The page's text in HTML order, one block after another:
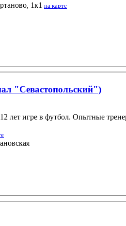
1к1 на карте
"Севастопольский")
лет игре в футбол. Опытные